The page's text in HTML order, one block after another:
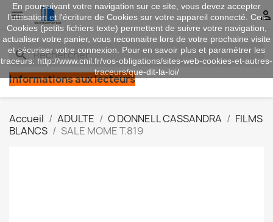
 
search
Informations aux lecteurs
Accueil ADULTE O DONNELL CASSANDRA
FILMS
BLANCS
SALE MOME T.819
En poursuivant votre navigation sur ce site, vous devez accepter
l’utilisation et l'écriture de Cookies sur votre appareil connecté. Ces
Cookies (petits fichiers texte) permettent de suivre votre navigation,
actualiser votre panier, vous reconnaitre lors de votre prochaine visite
et sécuriser votre connexion. Pour en savoir plus et paramétrer les
traceurs: http://www.cnil.fr/vos-obligations/sites-web-cookies-et-autres-
traceurs/que-dit-la-loi/